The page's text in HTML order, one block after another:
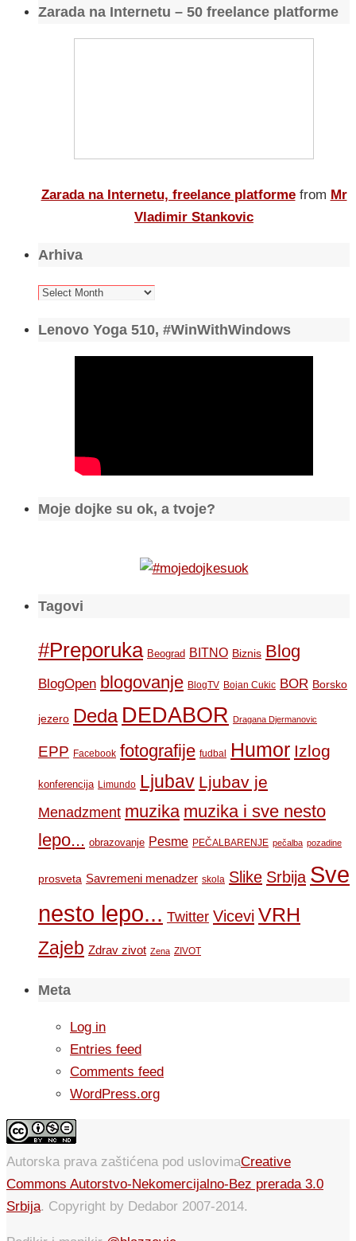
Zarada na Internetu – 50 freelance platforme
Zarada na Internetu, freelance platforme from Mr
Vladimir Stankovic
Arhiva
Arhiva
Lenovo Yoga 510, #WinWithWindows
Moje dojke su ok, a tvoje?
Tagovi
#Preporuka Beograd BITNO Biznis Blog
BlogOpen blogovanje BlogTV Bojan Cukic BOR Borsko
jezero Deda DEDABOR Dragana Djermanovic
EPP Facebook fotografije fudbal Humor Izlog
konferencija Limundo Ljubav Ljubav je
Menadzment muzika muzika i sve nesto
lepo... obrazovanje Pesme PEČALBARENJE pečalba pozadine
prosveta Savremeni menadzer skola Slike Srbija Sve
nesto lepo... Twitter Vicevi VRH
Zajeb Zdrav zivot Zena ZIVOT
Meta
Log in
Entries feed
Comments feed
WordPress.org
Autorska prava zaštićena pod uslovimaCreative
Commons Autorstvo-Nekomercijalno-Bez prerada 3.0
Srbija. Copyright by Dedabor 2007-2014.